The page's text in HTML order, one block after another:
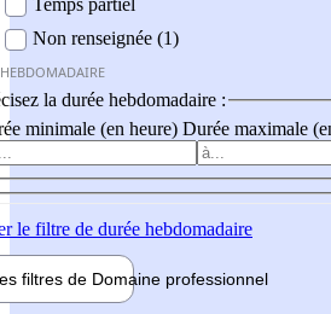
Temps partiel
Non renseignée (1)
la durée hebdomadaire :
minimale (en heure) Durée maximale
le filtre de durée hebdomadaire
filtres de Domaine professionnel